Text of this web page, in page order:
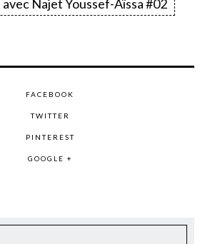
Najet Youssef-Aïssa #02
FACEBOOK
TWITTER
PINTEREST
GOOGLE +